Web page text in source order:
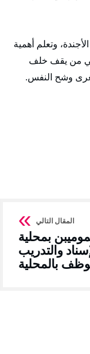
وتعلم أهمية
من يقف خلف
وشح النفس.
بمحلية
والتدريب